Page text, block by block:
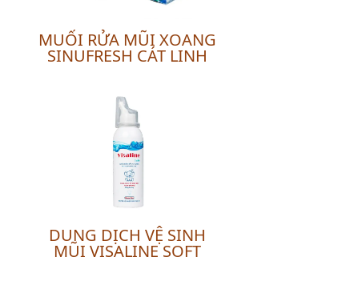
MUỐI RỬA MŨI XOANG
SINUFRESH CÁT LINH
DUNG DỊCH VỆ SINH
MŨI VISALINE SOFT